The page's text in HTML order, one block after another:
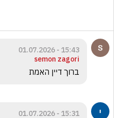
15:43 - 01.07.2026
semon zagori
ברוך דיין האמת
15:31 - 01.07.2026